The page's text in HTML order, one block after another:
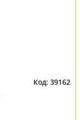
39162